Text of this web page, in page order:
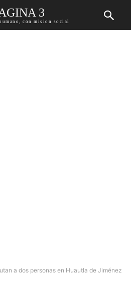
3
con mision social
a dos personas en Huautla de Jiménez